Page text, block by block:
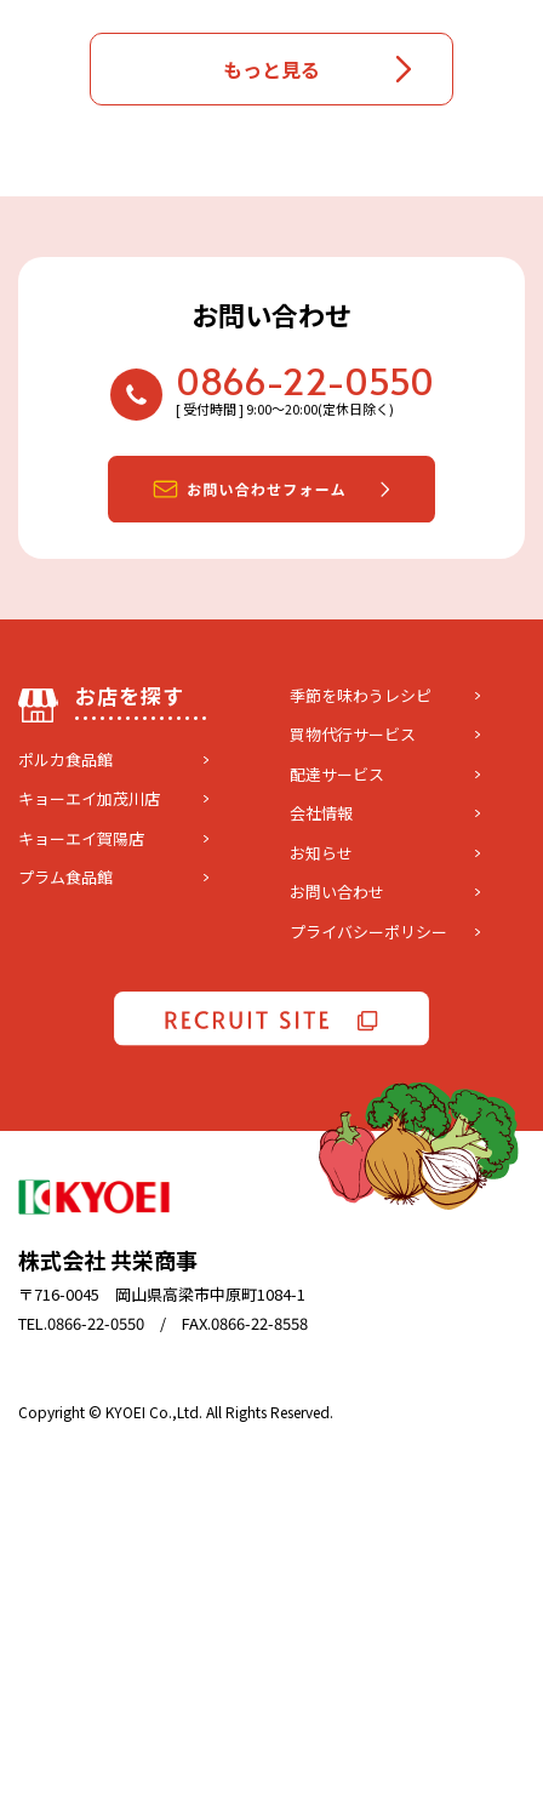
もっと見る
お問い合わせ
0866-22-0550
[ 受付時間 ] 9:00〜20:00(定休日除く)
お店を探す
ポルカ食品館
キョーエイ加茂川店
キョーエイ賀陽店
プラム食品館
季節を味わうレシピ
買物代行サービス
配達サービス
会社情報
お知らせ
お問い合わせ
プライバシーポリシー
株式会社 共栄商事
〒716-0045 岡山県高梁市中原町1084-1
TEL.0866-22-0550 / FAX.0866-22-8558
Copyright © KYOEI Co.,Ltd. All Rights Reserved.